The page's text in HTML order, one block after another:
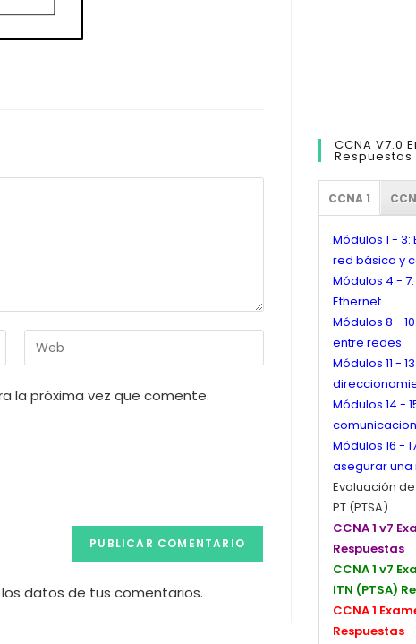
Introduce
la
de
la próxima vez que comente.
datos de tus comentarios.
CCNA V7.0
Respuestas
CCNA 1
Módulos 1 -
red básica y
Módulos 4 -
Ethernet
Módulos 8 -
entre redes
Módulos 11 -
Módulos 14 -
Módulos 16 -
asegurar
Evaluación
PT (PTSA)
CCNA 1 v7
Respuestas
CCNA 1 v7
ITN (PTSA)
CCNA 1
Respuestas